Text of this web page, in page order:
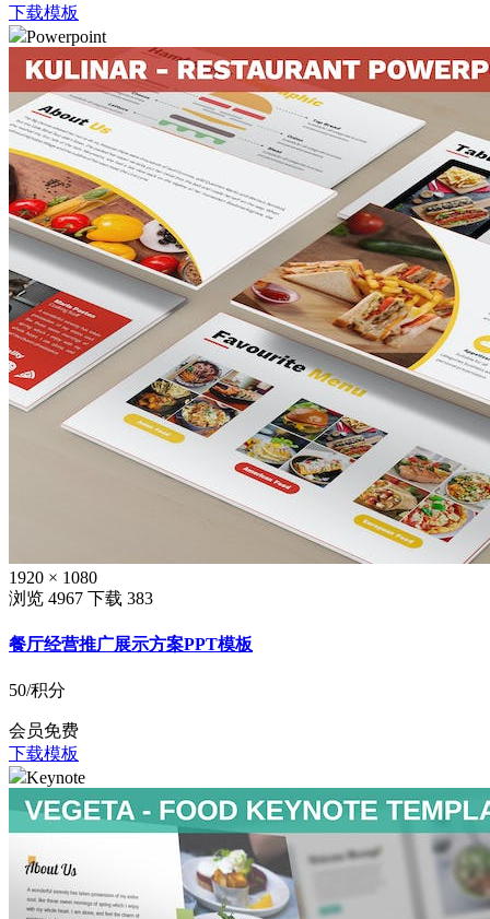
下载模板
Powerpoint
1920 × 1080
浏览 4967 下载 383
餐厅经营推广展示方案PPT模板
50/积分
会员免费
下载模板
Keynote